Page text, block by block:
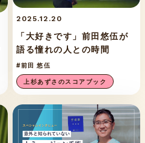
2025.12.20
「大好きです」前田悠伍が
語る憧れの人との時間
#前田 悠伍
上杉あずさのスコアブック